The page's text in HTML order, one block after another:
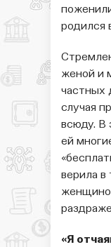
родился
женой и
частных
случая
всюду. В
ей
верила в
«Я